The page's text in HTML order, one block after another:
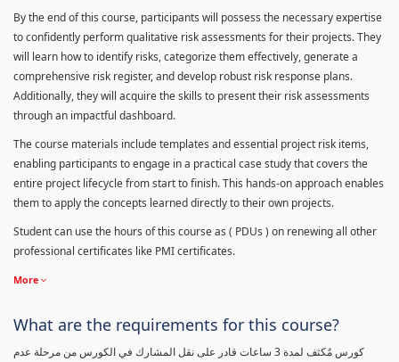
By the end of this course, participants will possess the necessary expertise
to confidently perform qualitative risk assessments for their projects. They
will learn how to identify risks, categorize them effectively, generate a
comprehensive risk register, and develop robust risk response plans.
Additionally, they will acquire the skills to present their risk assessments
through an impactful dashboard.
The course materials include templates and essential project risk items,
enabling participants to engage in a practical case study that covers the
entire project lifecycle from start to finish. This hands-on approach enables
them to apply the concepts learned directly to their own projects.
Student can use the hours of this course as ( PDUs ) on renewing all other
professional certificates like PMI certificates.
More
What are the requirements for this course?
كورس مٌكثف لمدة 3 ساعات قادر على نقل المشارك في الكورس من مرحلة عدم